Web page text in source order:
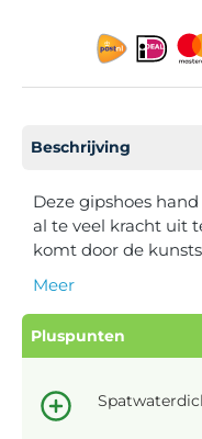
Beschrijving
Deze gipshoes
al te veel kracht uit
komt door de
Meer
Pluspunten